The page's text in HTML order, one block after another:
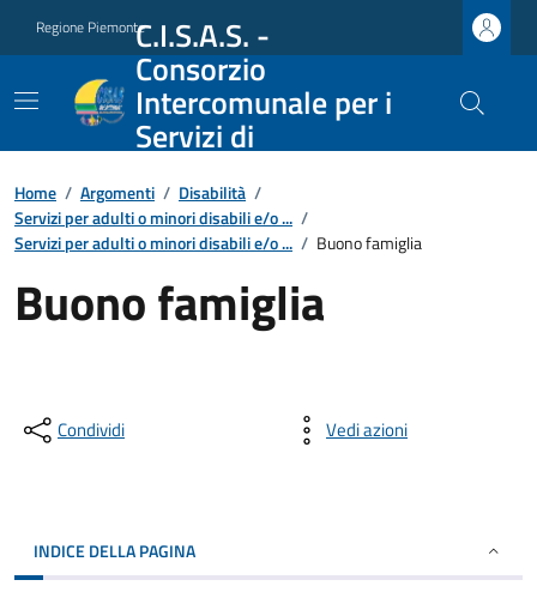
Regione PiemonteC.I.S.A.S. -
Consorzio
Intercomunale per i
Servizi di
Home / Argomenti / Disabilità /
Servizi per adulti o minori disabili e/o ... /
Servizi per adulti o minori disabili e/o ... / Buono famiglia
Buono famiglia
Condividi Vedi azioni
INDICE DELLA PAGINA